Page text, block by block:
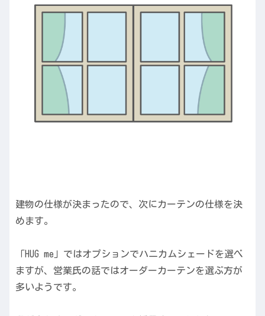
建物の仕様が決まったので、次にカーテンの仕様を決
めます。
「HUG me」ではオプションでハニカムシェードを選べ
ますが、営業氏の話ではオーダーカーテンを選ぶ方が
多いようです。